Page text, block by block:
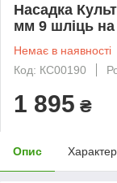
Насадка
мм 9 шліць
Немає в наявності
Код: КС00190
1 895 ₴
Опис